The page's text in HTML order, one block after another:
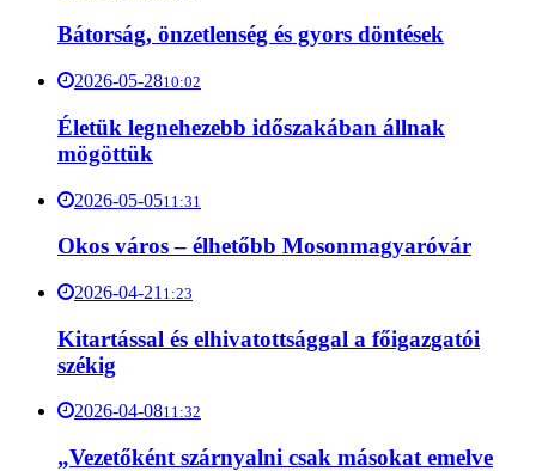
Bátorság, önzetlenség és gyors döntések
2026-05-2810:02
Életük legnehezebb időszakában állnak
mögöttük
2026-05-0511:31
Okos város – élhetőbb Mosonmagyaróvár
2026-04-21 1:23
Kitartással és elhivatottsággal a főigazgatói
székig
2026-04-0811:32
„Vezetőként szárnyalni csak másokat emelve